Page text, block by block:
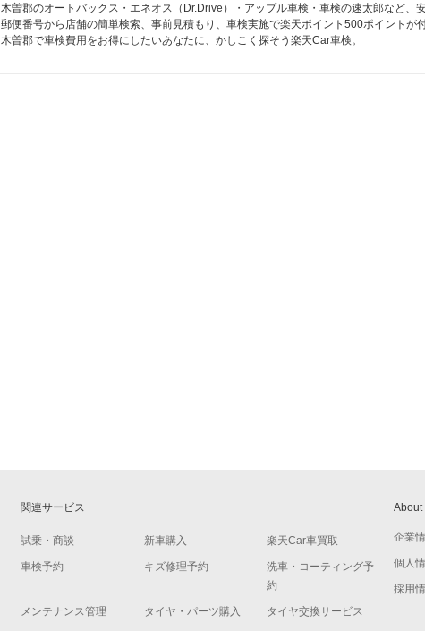
木曽郡のオートバックス・エネオス（Dr.Drive）・アップル車検・車検の速太郎など、
郵便番号から店舗の簡単検索、事前見積もり、車検実施で楽天ポイント500ポイントが
木曽郡で車検費用をお得にしたいあなたに、かしこく探そう楽天Car車検。
関連サービス
試乗・商談 新車購入 楽天Car車買取
車検予約 キズ修理予約
洗車・コーティング予
約
メンテナンス管理 タイヤ・パーツ購入 タイヤ交換サービス
About
企業
個人
採用